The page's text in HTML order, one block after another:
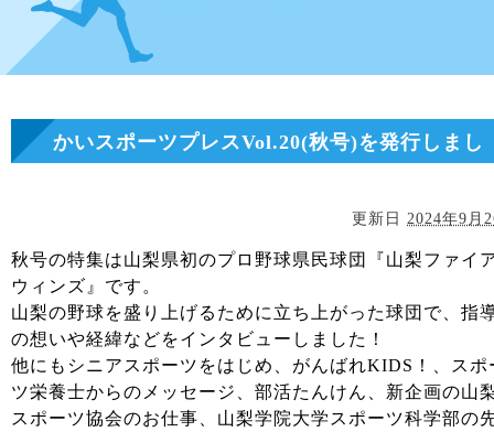
かいスポーツプレスVol.20(秋号)を発行しまし
更新日 2024年9月
秋号の特集は山梨県初のプロ野球県民球団『山梨ファイ
ウィンズ』です。
山梨の野球を盛り上げるために立ち上がった球団で、指
の想いや経緯などをインタビューしました！
他にもシニアスポーツをはじめ、がんばれKIDS！、スポ
ツ栄養士からのメッセージ、部活たんけん、新企画の山
スポーツ協会のお仕事、山梨学院大学スポーツ科学部の